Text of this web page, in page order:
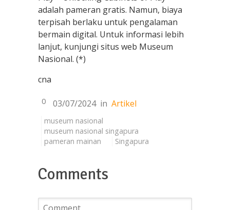
adalah pameran gratis. Namun, biaya
terpisah berlaku untuk pengalaman
bermain digital. Untuk informasi lebih
lanjut, kunjungi situs web Museum
Nasional. (*)
cna
0 03/07/2024in Artikel
museum nasional
museum nasional singapura
pameran mainan
Singapura
Comments